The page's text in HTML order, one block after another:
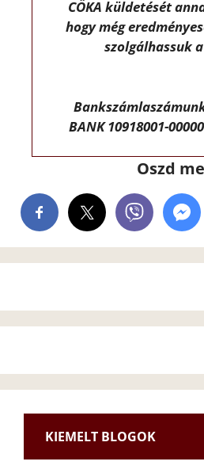
CÖKA küldetését
hogy még
szolgálhassuk
BANK 10918001-
Oszd
KIEMELT BLOGOK